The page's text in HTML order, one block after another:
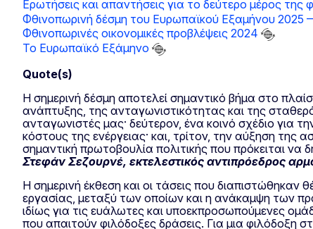
Ερωτήσεις και απαντήσεις για το δεύτερο μέρος
Φθινοπωρινή δέσμη του Ευρωπαϊκού Εξαμήνου
Φθινοπωρινές οικονομικές προβλέψεις 2024
Το Ευρωπαϊκό Εξάμηνο
Quote(s)
Η σημερινή δέσμη αποτελεί σημαντικό βήμα στο
ανάπτυξης, της ανταγωνιστικότητας και της
ανταγωνιστές μας· δεύτερον, ένα κοινό σχέδιο για
κόστους της ενέργειας· και, τρίτον, την αύξηση της
σημαντική πρωτοβουλία πολιτικής που πρόκειται
Στεφάν Σεζουρνέ, εκτελεστικός αντιπρόεδρος
Η σημερινή έκθεση και οι τάσεις που
εργασίας, μεταξύ των οποίων και η ανάκαμψη των
ιδίως για τις ευάλωτες και υποεκπροσωπούμενες
που απαιτούν φιλόδοξες δράσεις. Για μια φιλόδοξη